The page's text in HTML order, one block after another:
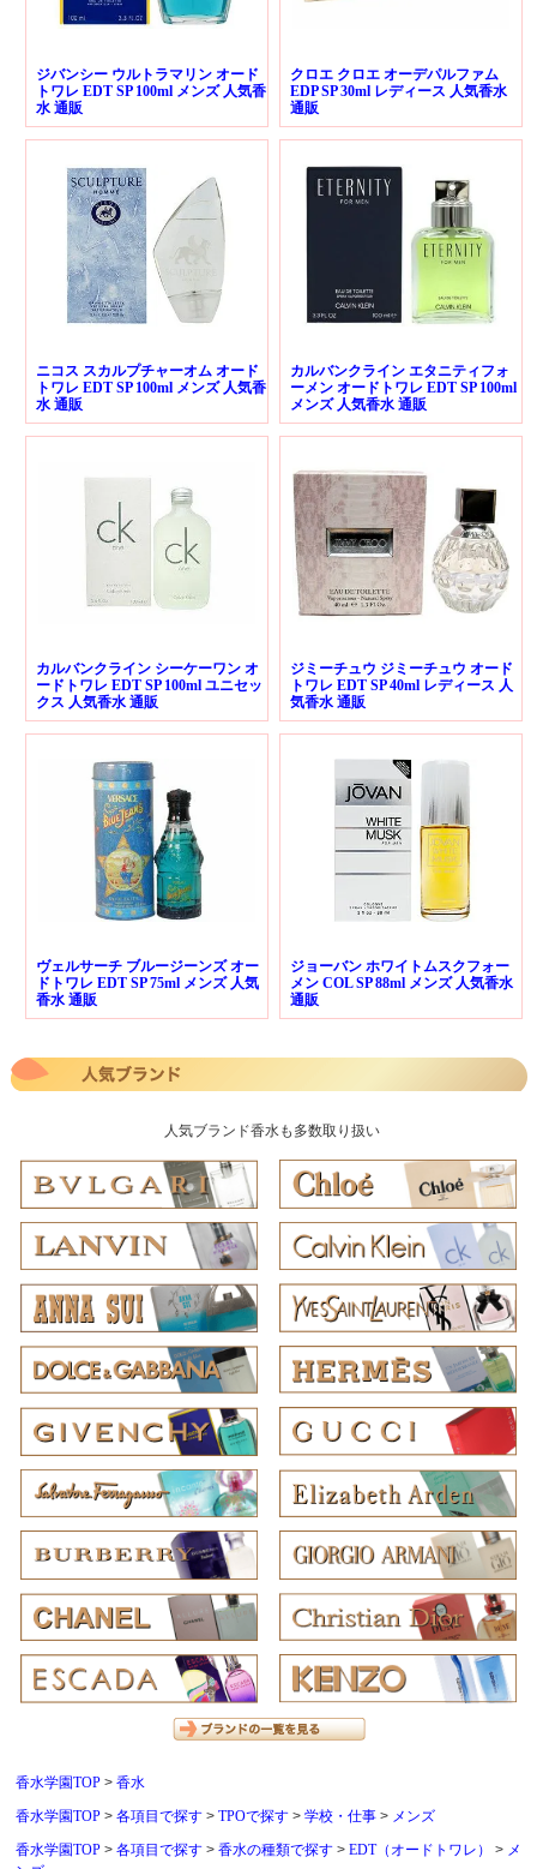
ジバンシー ウルトラマリン オード
トワレ EDT SP 100ml メンズ 人気香
水 通販
クロエ クロエ オーデパルファム
EDP SP 30ml レディース 人気香水
通販
ニコス スカルプチャーオム オード
トワレ EDT SP 100ml メンズ 人気香
水 通販
カルバンクライン エタニティフォ
ーメン オードトワレ EDT SP 100ml
メンズ 人気香水 通販
カルバンクライン シーケーワン オ
ードトワレ EDT SP 100ml ユニセッ
クス 人気香水 通販
ジミーチュウ ジミーチュウ オード
トワレ EDT SP 40ml レディース 人
気香水 通販
ヴェルサーチ ブルージーンズ オー
ドトワレ EDT SP 75ml メンズ 人気
香水 通販
ジョーバン ホワイトムスクフォー
メン COL SP 88ml メンズ 人気香水
通販
人気ブランド香水も多数取り扱い
香水学園TOP
香水
香水学園TOP
各項目で探す TPOで探す 学校・仕事
メンズ
香水学園TOP
各項目で探す 香水の種類で探す EDT（オードトワレ）
メ